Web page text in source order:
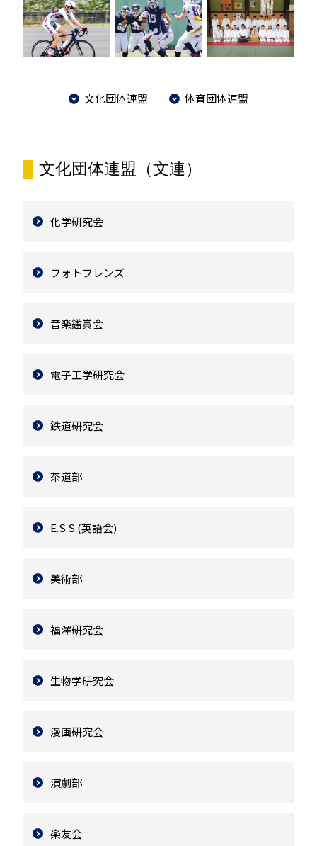
文化団体連盟 体育団体連盟
文化団体連盟（文連）
化学研究会
フォトフレンズ
音楽鑑賞会
電子工学研究会
鉄道研究会
茶道部
E.S.S.(英語会)
美術部
福澤研究会
生物学研究会
漫画研究会
演劇部
楽友会